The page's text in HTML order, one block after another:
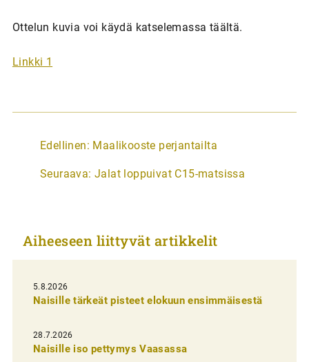
Ottelun kuvia voi käydä katselemassa täältä.
Linkki 1
A
t
k
e
l
i
e
n
Edellinen: Maalikooste perjantailta
Seuraava: Jalat loppuivat C15-matsissa
Aiheeseen liittyvät artikkelit
5.8.2026
Naisille tärkeät pisteet elokuun ensimmäisestä
28.7.2026
Naisille iso pettymys Vaasassa